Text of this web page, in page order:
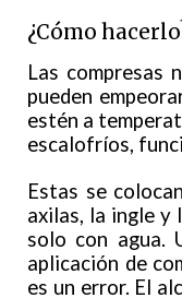
¿Cómo
Las compresas
pueden
estén a
escalofríos,
Estas se
axilas, la ingle y
solo con agua.
aplicación de
es un error. El